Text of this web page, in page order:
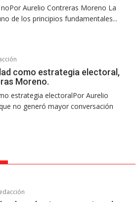
Aurelio Contreras Moreno La
de los principios fundamentales...
como estrategia electoral,
Moreno.
estrategia electoralPor Aurelio
no generó mayor conversación